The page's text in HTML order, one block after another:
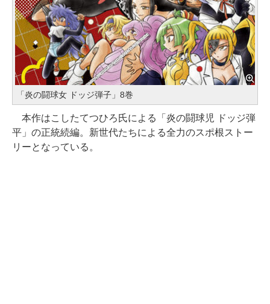
「炎の闘球女 ドッジ弾子」8巻
本作はこしたてつひろ氏による「炎の闘球児 ドッジ弾
平」の正統続編。新世代たちによる全力のスポ根ストー
リーとなっている。